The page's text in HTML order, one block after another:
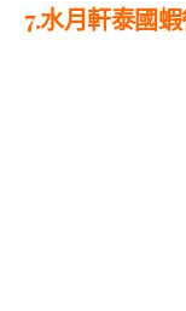
7.水月軒泰國